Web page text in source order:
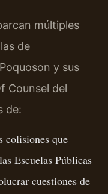
múltiples
de
y sus
Counsel del
de:
colisiones que
Escuelas Públicas
cuestiones de